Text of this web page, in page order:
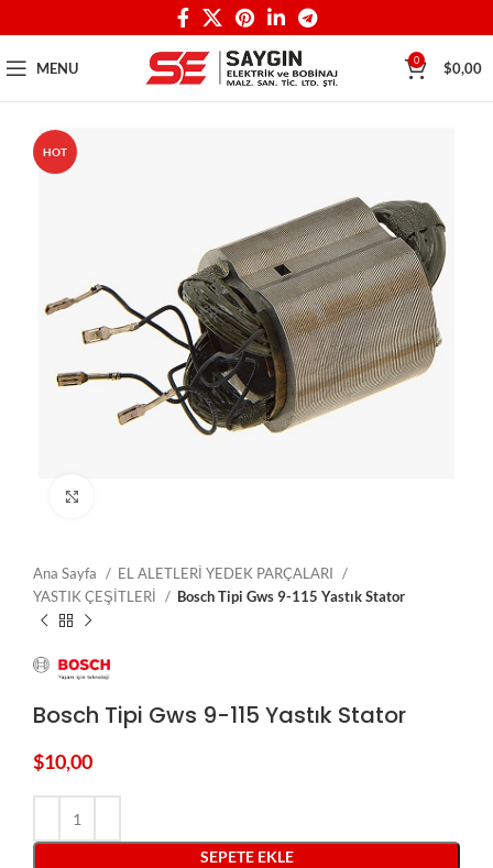
MENU 0 $0,00
HOT
Ana Sayfa
EL ALETLERİ YEDEK PARÇALARI
YASTIK ÇEŞİTLERİ
Bosch Tipi Gws 9-115 Yastık Stator
Bosch Tipi Gws 9-115 Yastık Stator
$10,00
SEPETE EKLE